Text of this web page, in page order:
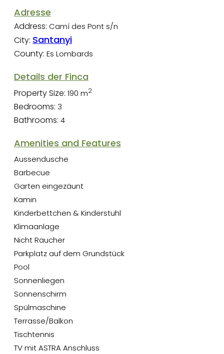
Adresse
Address: Camí des Pont s/n
City: Santanyi
County: Es Lombards
Details der Finca
Property Size: 190 m2
Bedrooms: 3
Bathrooms: 4
Amenities and Features
Aussendusche
Barbecue
Garten eingezäunt
Kamin
Kinderbettchen & Kinderstuhl
Klimaanlage
Nicht Raucher
Parkplatz auf dem Grundstück
Pool
Sonnenliegen
Sonnenschirm
Spülmaschine
Terrasse/Balkon
Tischtennis
TV mit ASTRA Anschluss